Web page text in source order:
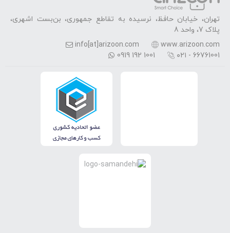
تهران، خیابان حافظ، نرسیده به تقاطع جمهوری، بن‌بست اشهری،
پلاک 7، واحد 8
www.arizoon.com
info[at]arizoon.com
۰۲۱ - 66761001
0919 192 1001